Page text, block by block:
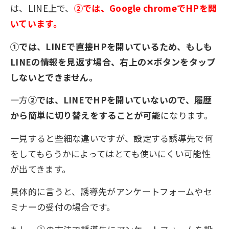
は、LINE上で、 ②では、Google chromeでHPを開
いています。
①では、LINEで直接HPを開いているため、もしも
LINEの情報を見返す場合、右上の✕ボタンをタップ
しないとできません。
一方②では、LINEでHPを開いていないので、履歴
から簡単に切り替えをすることが可能になります。
一見すると些細な違いですが、設定する誘導先で何
をしてもらうかによってはとても使いにくい可能性
が出てきます。
具体的に言うと、誘導先がアンケートフォームやセ
ミナーの受付の場合です。